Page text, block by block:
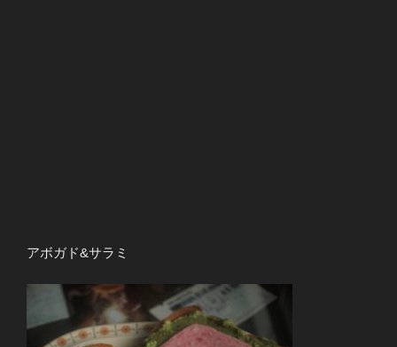
アボガド&サラミ